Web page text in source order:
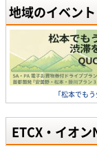
地域のイベン
「松本でも
ETCX・イオ